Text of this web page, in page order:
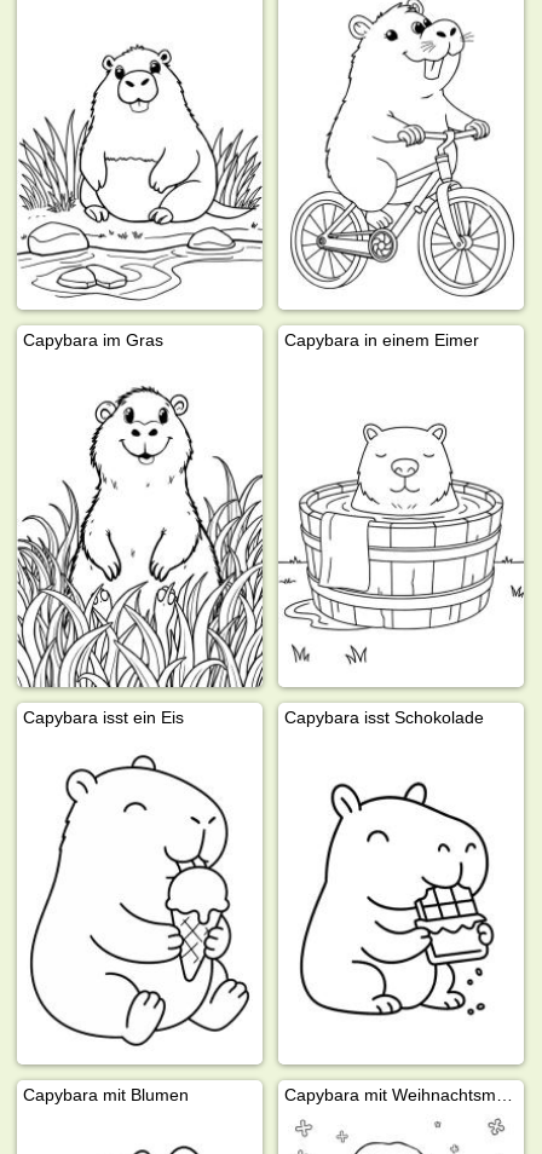
Capybara im Gras Capybara in einem Eimer
Capybara isst ein Eis Capybara isst Schokolade
Capybara mit Blumen